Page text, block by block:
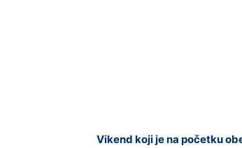
Vikend koji je na početku